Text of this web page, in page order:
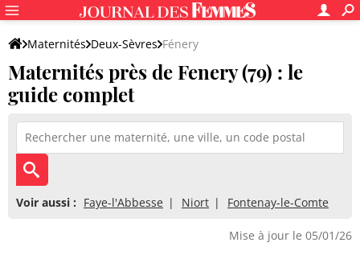
Maternités Deux-Sèvres Fénery
Maternités près de Fenery (79) : le
guide complet
Voir aussi : Faye-l'Abbesse Niort Fontenay-le-Comte
Mise à jour le 05/01/26